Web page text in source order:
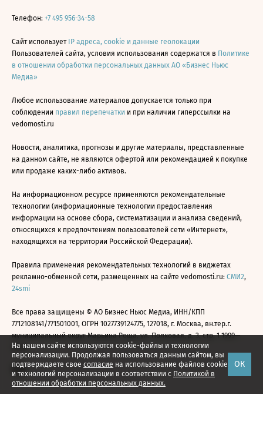
На нашем сайте используются cookie-файлы и технологии
персонализации. Продолжая пользоваться данным сайтом, вы
подтверждаете свое согласие на использование файлов cookie
и технологий персонализации в соответствии с Политикой в
отношении обработки персональных данных.
ОК
Телефон: +7 495 956-34-58
Сайт использует IP адреса, cookie и данные геолокации
Пользователей сайта, условия использования содержатся в Политике
в отношении обработки персональных данных АО «Бизнес Ньюс
Медиа»
Любое использование материалов допускается только при
соблюдении правил перепечатки и при наличии гиперссылки на
vedomosti.ru
Новости, аналитика, прогнозы и другие материалы, представленные
на данном сайте, не являются офертой или рекомендацией к покупке
или продаже каких-либо активов.
На информационном ресурсе применяются рекомендательные
технологии (информационные технологии предоставления
информации на основе сбора, систематизации и анализа сведений,
относящихся к предпочтениям пользователей сети «Интернет»,
находящихся на территории Российской Федерации).
Правила применения рекомендательных технологий в виджетах
рекламно-обменной сети, размещенных на сайте vedomosti.ru: СМИ2,
24smi
Все права защищены © АО Бизнес Ньюс Медиа, ИНН/КПП
7712108141/771501001, ОГРН 1027739124775, 127018, г. Москва, вн.тер.г.
муниципальный округ Марьина Роща, ул. Полковая, д. 3, стр. 1 1999—
2026